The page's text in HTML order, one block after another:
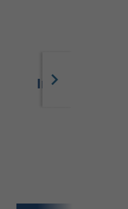
In der Stille